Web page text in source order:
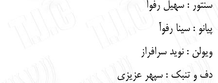
سنتور : سهیل رفوآ
پیانو : سینا رفوآ
ویولن : نوید سرافراز
دف و تنبک : سپهر عزیزی